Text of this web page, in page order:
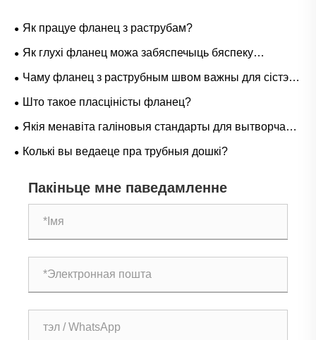
Як працуе фланец з раструбам?
Як глухі фланец можа забяспечыць бяспеку
трубаправода і лёгкае абслугоўванне?
Чаму фланец з раструбным швом важны для сістэм
трубаправодаў высокага ціску?
Што такое пласціністы фланец?
Якія менавіта галіновыя стандарты для вытворчасці
нарыхтовак
Колькі вы ведаеце пра трубныя дошкі?
Пакіньце мне паведамленне